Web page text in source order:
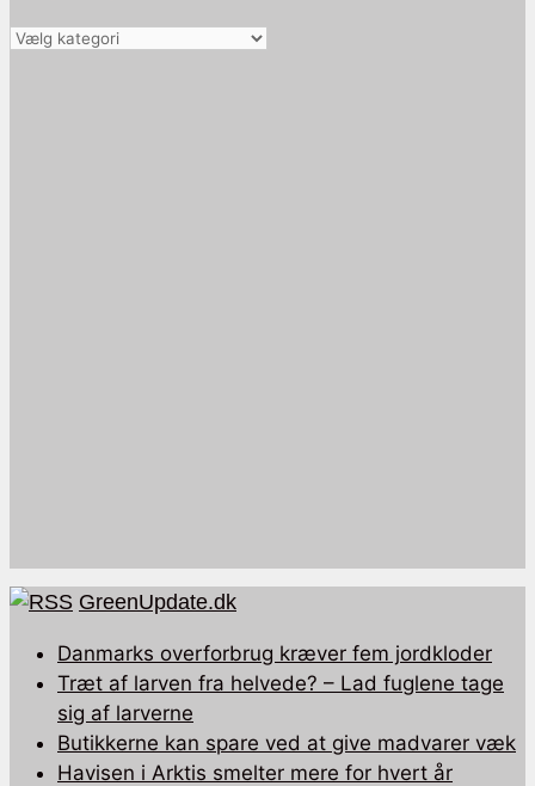
Vælg
GreenUpdate.dk
Danmarks overforbrug kræver fem jordkloder
Træt af larven fra helvede? – Lad fuglene tage
sig af larverne
Butikkerne kan spare ved at give madvarer væk
Havisen i Arktis smelter mere for hvert år